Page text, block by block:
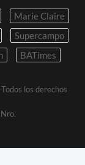
Marie Claire
Supercampo
BATimes
los derechos